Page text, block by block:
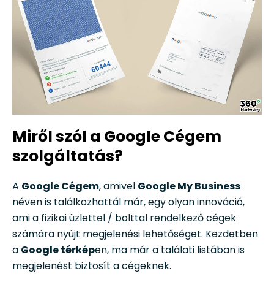
Miről szól a Google Cégem
szolgáltatás?
A Google Cégem, amivel Google My Business
néven is találkozhattál már, egy olyan innováció,
ami a fizikai üzlettel / bolttal rendelkező cégek
számára nyújt megjelenési lehetőséget. Kezdetben
a Google térképen, ma már a találati listában is
megjelenést biztosít a cégeknek.